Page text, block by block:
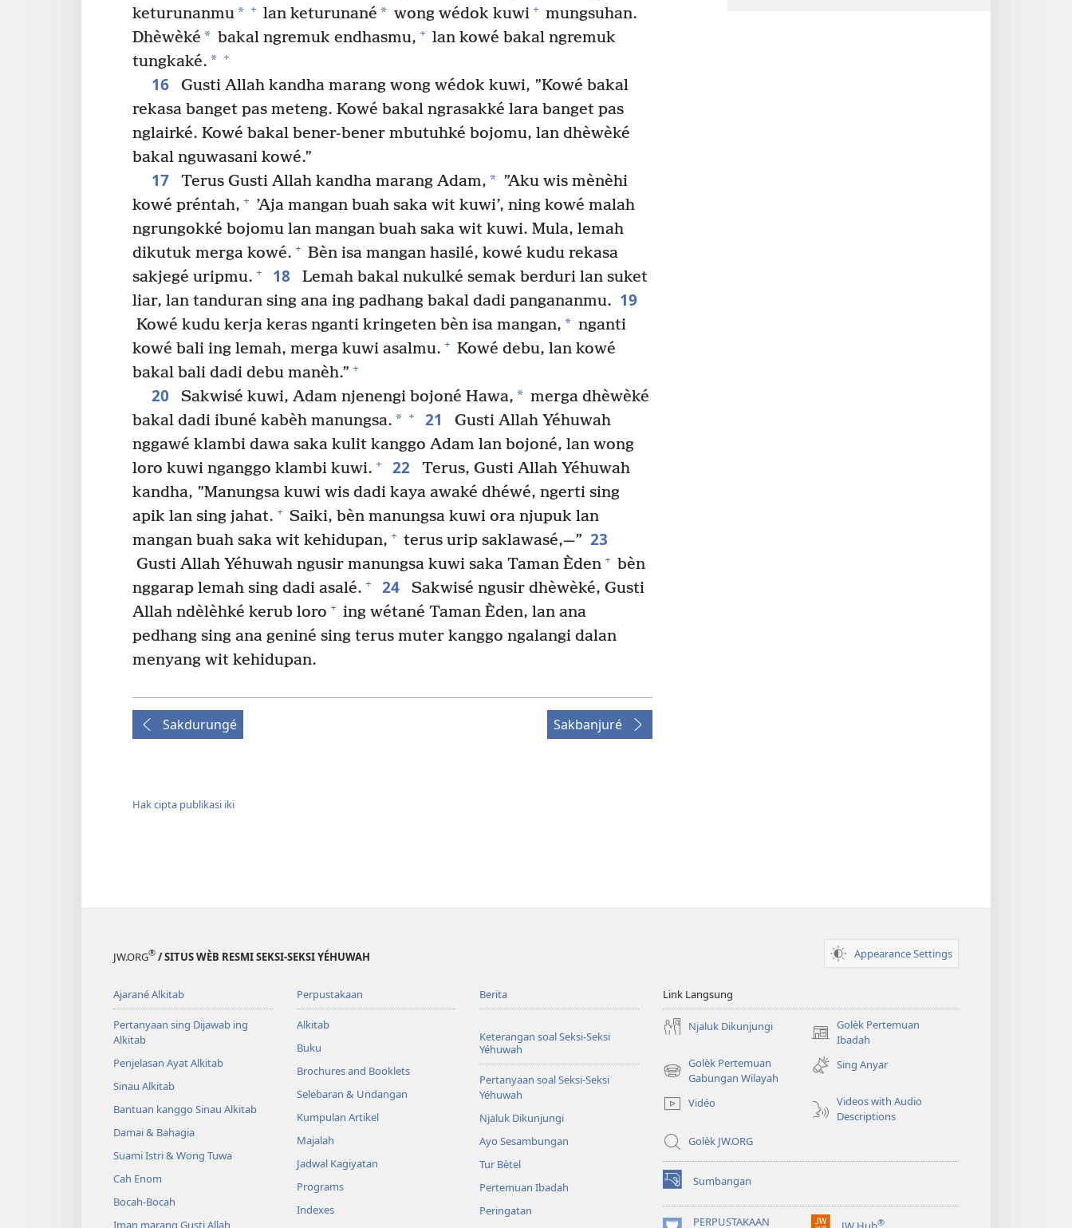
keturunanmu* + lan keturunané * wong wédok kuwi + mungsuhan.
Dhèwèké * bakal ngremuk endhasmu, + lan kowé bakal ngremuk
tungkaké. * +
16
Gusti Allah kandha marang wong wédok kuwi, ”Kowé bakal
rekasa banget pas meteng. Kowé bakal ngrasakké lara banget pas
nglairké. Kowé bakal bener-bener mbutuhké bojomu, lan dhèwèké
bakal nguwasani kowé.”
17 Terus Gusti Allah kandha marang Adam, * ”Aku wis mènèhi
kowé préntah, + ’Aja mangan buah saka wit kuwi’, ning kowé malah
ngrungokké bojomu lan mangan buah saka wit kuwi. Mula, lemah
dikutuk merga kowé. + Bèn isa mangan hasilé, kowé kudu rekasa
sakjegé uripmu. + 18
Lemah bakal nukulké semak berduri lan suket
liar, lan tanduran sing ana ing padhang bakal dadi pangananmu. 19
Kowé kudu kerja keras nganti kringeten bèn isa mangan, * nganti
kowé bali ing lemah, merga kuwi asalmu. + Kowé debu, lan kowé
bakal bali dadi debu manèh.” +
20 Sakwisé kuwi, Adam njenengi bojoné Hawa, * merga dhèwèké
bakal dadi ibuné kabèh manungsa. * + 21
Gusti Allah Yéhuwah
nggawé klambi dawa saka kulit kanggo Adam lan bojoné, lan wong
loro kuwi nganggo klambi kuwi. + 22
Terus, Gusti Allah Yéhuwah
kandha, ”Manungsa kuwi wis dadi kaya awaké dhéwé, ngerti sing
apik lan sing jahat. + Saiki, bèn manungsa kuwi ora njupuk lan
mangan buah saka wit kehidupan, + terus urip saklawasé,—” 23
Gusti Allah Yéhuwah ngusir manungsa kuwi saka Taman Èden + bèn
nggarap lemah sing dadi asalé. + 24
Sakwisé ngusir dhèwèké, Gusti
Allah ndèlèhké kerub loro + ing wétané Taman Èden, lan ana
pedhang sing ana geniné sing terus muter kanggo ngalangi dalan
menyang wit kehidupan.
Sakdurungé Sakbanjuré
Hak cipta publikasi iki
JW.ORG® / SITUS WÈB RESMI SEKSI-SEKSI YÉHUWAH Appearance Settings
Ajarané Alkitab
Pertanyaan sing Dijawab ing
Alkitab
Penjelasan Ayat Alkitab
Sinau Alkitab
Bantuan kanggo Sinau Alkitab
Damai & Bahagia
Suami Istri & Wong Tuwa
Cah Enom
Bocah-Bocah
Iman marang Gusti Allah
Perpustakaan
Alkitab
Buku
Brochures and Booklets
Selebaran & Undangan
Kumpulan Artikel
Majalah
Jadwal Kagiyatan
Programs
Indexes
Berita
Keterangan soal Seksi-Seksi
Yéhuwah
Pertanyaan soal Seksi-Seksi
Yéhuwah
Njaluk Dikunjungi
Ayo Sesambungan
Tur Bètel
Pertemuan Ibadah
Peringatan
Link Langsung
Njaluk Dikunjungi
Golèk Pertemuan
Ibadah
(opens
new
window)
Golèk Pertemuan
Gabungan Wilayah
(opens
window)
Sing Anyar
Vidéo
Videos with Audio
Descriptions
Golèk JW.ORG
Sumbangan
(opens
new
window)PERPUSTAKAAN ®